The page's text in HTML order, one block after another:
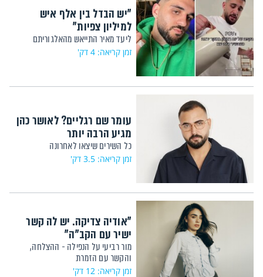
"יש הבדל בין אלף איש
למיליון צפיות"
ליעד מאיר התייאש מהאלגוריתם
זמן קריאה: 4 דק'
עומר שם רגליים? לאושר כהן
מגיע הרבה יותר
כל השירים שיצאו לאחרונה
זמן קריאה: 3.5 דק'
"אודיה צדיקה. יש לה קשר
ישיר עם הקב"ה"
מור רביעי על הנפילה - ההצלחה,
והקשר עם הזמרת
זמן קריאה: 12 דק'